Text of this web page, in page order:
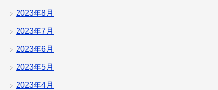
2023年8月
2023年7月
2023年6月
2023年5月
2023年4月